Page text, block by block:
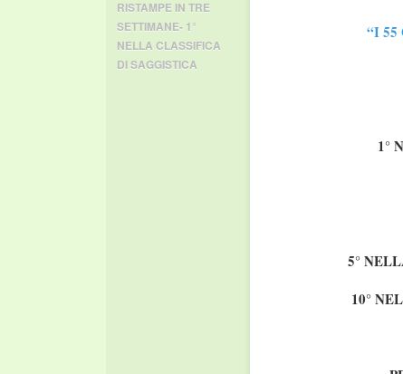
“I 55
1°
5°
10°
RISTAMPE IN TRE
SETTIMANE- 1°
NELLA CLASSIFICA
DI SAGGISTICA